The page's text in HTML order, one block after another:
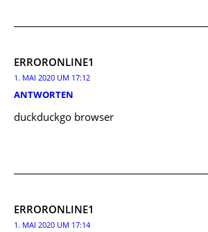
ERRORONLINE1
1. MAI 2020 UM 17:12
ANTWORTEN
duckduckgo browser
ERRORONLINE1
1. MAI 2020 UM 17:14